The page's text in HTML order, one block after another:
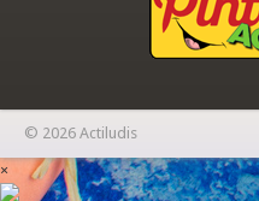
© 2026 Actiludis
×